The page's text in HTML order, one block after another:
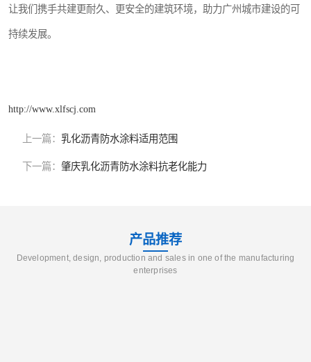
让我们携手共建更耐久、更安全的建筑环境，助力广州城市建设的可
持续发展。
http://www.xlfscj.com
上一篇： 乳化沥青防水涂料适用范围
下一篇： 肇庆乳化沥青防水涂料抗老化能力
产品推荐
Development, design, production and sales in one of the manufacturing
enterprises